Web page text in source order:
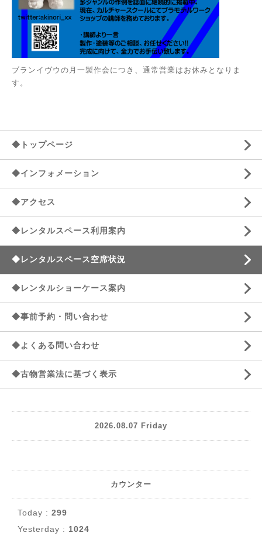
ブランイヴウの月一製作会につき、通常営業はお休みとなりま
す。
◆トップページ
◆インフォメーション
◆アクセス
◆レンタルスペース利用案内
◆レンタルスペース空席状況
◆レンタルショーケース案内
◆事前予約・問い合わせ
◆よくある問い合わせ
◆古物営業法に基づく表示
2026.08.07 Friday
カウンター
Today : 299
Yesterday : 1024